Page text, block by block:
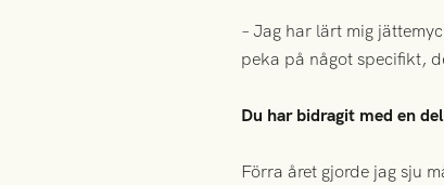
– Jag har lärt mig
peka på något specifikt,
Du har bidragit med en
Förra året gjorde jag sju